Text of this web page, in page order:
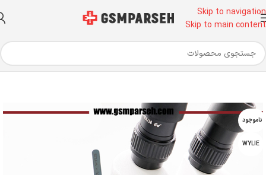
Skip to navigation
Skip to main content
خانه ابزار آلات تعمیرات موبایل لوپ
ناموجود
WYLIE